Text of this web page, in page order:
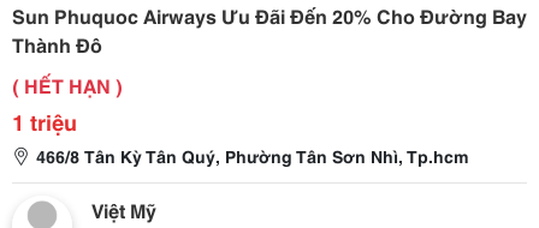
Sun Phuquoc Airways Ưu Đãi Đến 20% Cho Đường Bay
Thành Đô
( HẾT HẠN )
1 triệu
466/8 Tân Kỳ Tân Quý, Phường Tân Sơn Nhì, Tp.hcm
Việt Mỹ